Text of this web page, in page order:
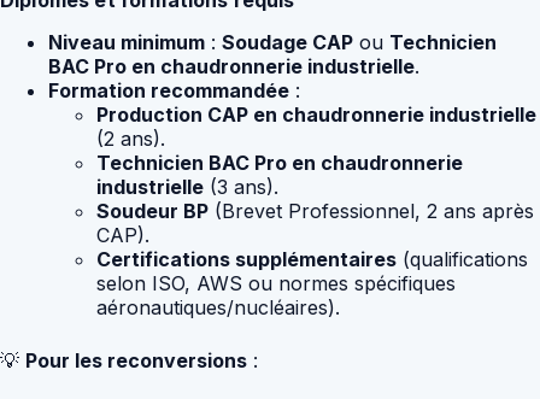
Niveau minimum : Soudage CAP ou Technicien
BAC Pro en chaudronnerie industrielle.
Formation recommandée :
Production CAP en chaudronnerie industrielle
(2 ans).
Technicien BAC Pro en chaudronnerie
industrielle (3 ans).
Soudeur BP (Brevet Professionnel, 2 ans après
CAP).
Certifications supplémentaires (qualifications
selon ISO, AWS ou normes spécifiques
aéronautiques/nucléaires).
💡 Pour les reconversions :